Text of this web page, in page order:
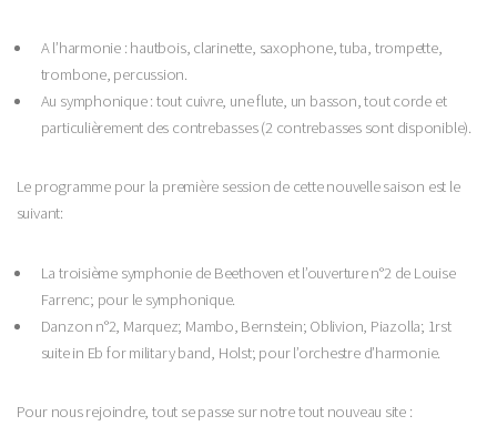
A l’harmonie : hautbois, clarinette, saxophone, tuba, trompette,
trombone, percussion.
Au symphonique : tout cuivre, une flute, un basson, tout corde et
particulièrement des contrebasses (2 contrebasses sont disponible).
Le programme pour la première session de cette nouvelle saison est le
suivant:
La troisième symphonie de Beethoven et l’ouverture n°2 de Louise
Farrenc; pour le symphonique.
Danzon n°2, Marquez; Mambo, Bernstein; Oblivion, Piazolla; 1rst
suite in Eb for military band, Holst; pour l’orchestre d’harmonie.
Pour nous rejoindre, tout se passe sur notre tout nouveau site :